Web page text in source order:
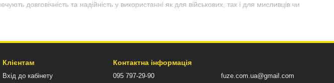
довговічність та надійність у використанні як для військових, так і для мисливців чи
Клієнтам
Вхід до кабінету
Контактна інформація
095 797-29-90 fuze.com.ua@gmail.com